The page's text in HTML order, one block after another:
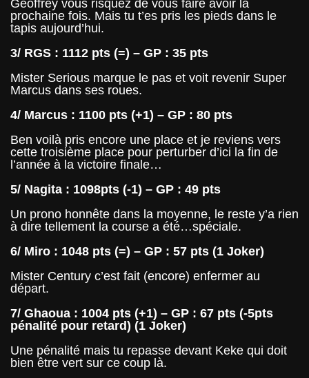
Geoffrey vous risquez de vous faire avoir la
prochaine fois. Mais tu t’es pris les pieds dans le
tapis aujourd’hui.
3/ RGS : 1112 pts (=) – GP : 35 pts
Mister Serious marque le pas et voit revenir Super
Marcus dans ses roues.
4/ Marcus : 1100 pts (+1) – GP : 80 pts
Ben voilà pris encore une place et je reviens vers
cette troisième place pour perturber d’ici la fin de
l’année à la victoire finale…
5/ Nagita : 1098pts (-1) – GP : 49 pts
Un prono honnête dans la moyenne, le reste y’a rien
à dire tellement la course a été…spéciale.
6/ Miro : 1048 pts (=) – GP : 57 pts (1 Joker)
Mister Century c’est fait (encore) enfermer au
départ.
7/ Ghaoua : 1004 pts (+1) – GP : 67 pts (-5pts
pénalité pour retard) (1 Joker)
Une pénalité mais tu repasse devant Keke qui doit
bien être vert sur ce coup là.